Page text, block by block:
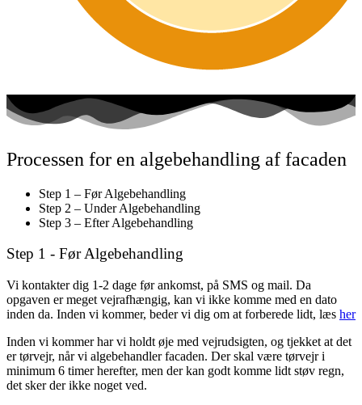
Processen for en algebehandling af facaden
Step 1 – Før Algebehandling
Step 2 – Under Algebehandling
Step 3 – Efter Algebehandling
Step 1 - Før Algebehandling
Vi kontakter dig 1-2 dage før ankomst, på SMS og mail. Da
opgaven er meget vejrafhængig, kan vi ikke komme med en dato
inden da. Inden vi kommer, beder vi dig om at forberede lidt, læs her
Inden vi kommer har vi holdt øje med vejrudsigten, og tjekket at det
er tørvejr, når vi algebehandler facaden. Der skal være tørvejr i
minimum 6 timer herefter, men der kan godt komme lidt støv regn,
det sker der ikke noget ved.